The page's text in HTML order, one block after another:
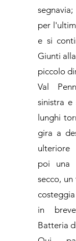
per
e si
Giunti
piccolo
Val
sinistra e
lunghi
gira a
ulteriore
poi una
secco,
in
Batteria